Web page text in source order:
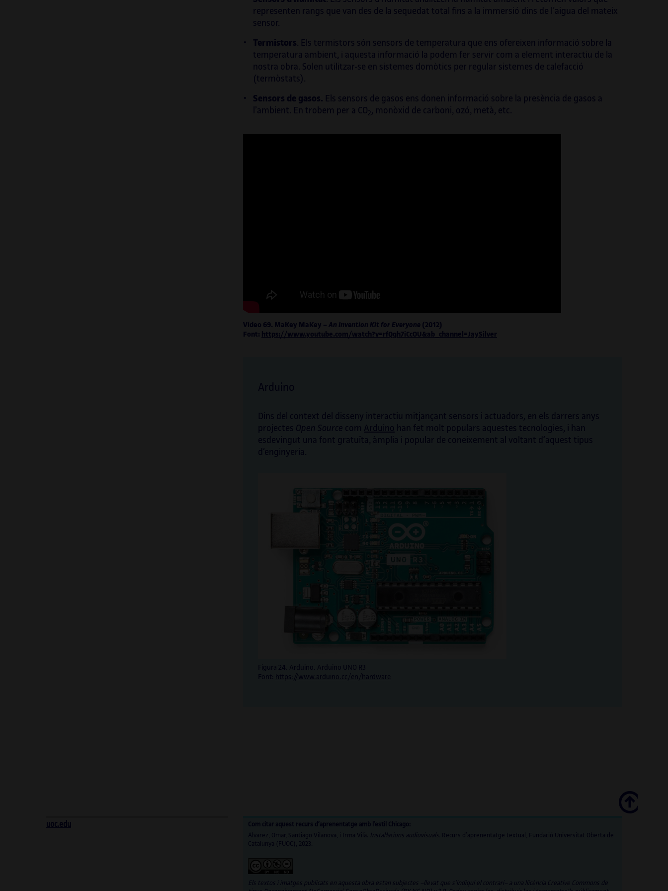
representen rangs que van des de la sequedat total fins a la immersió dins de l’aigua del mateix
sensor.
Termistors. Els termistors són sensors de temperatura que ens ofereixen informació sobre la
temperatura ambient, i aquesta informació la podem fer servir com a element interactiu de la
nostra obra. Solen utilitzar-se en sistemes domòtics per regular sistemes de calefacció
(termòstats).
Sensors de gasos. Els sensors de gasos ens donen informació sobre la presència de gasos a
l’ambient. En trobem per a CO2 , monòxid de carboni, ozó, metà, etc.
Vídeo 69. MaKey MaKey – An Invention Kit for Everyone (2012)
Font: https://www.youtube.com/watch?v=rfQqh7iCcOU&ab_channel=JaySilver
Arduino
Dins del context del disseny interactiu mitjançant sensors i actuadors, en els darrers anys
projectes Open Source com Arduino han fet molt populars aquestes tecnologies, i han
esdevingut una font gratuïta, àmplia i popular de coneixement al voltant d’aquest tipus
d’enginyeria.
Figura 24. Arduino. Arduino UNO R3
Font:
https://www.arduino.cc/en/hardware
Scroll
uoc.edu
Com citar aquest recurs d’aprenentatge amb l’estil Chicago:
Álvarez, Omar, Santiago Vilanova, i Irma Vilà.
Instal·lacions audiovisuals.
Recurs d’aprenentatge textual, Fundació Universitat Oberta de
Catalunya (FUOC), 2023.
Els textos i imatges publicats en aquesta obra estan subjectes –llevat que s’indiqui el contrari– a una llicència Creative Commons de